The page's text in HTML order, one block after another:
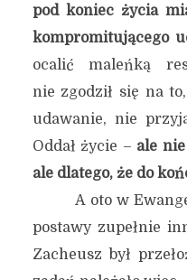
pod koniec życia
kompromitującego
ocalić maleńką
nie zgodził się na
udawanie, nie
Oddał życie – ale
ale dlatego, że do
A oto w
postawy zupełnie
Zacheusz był